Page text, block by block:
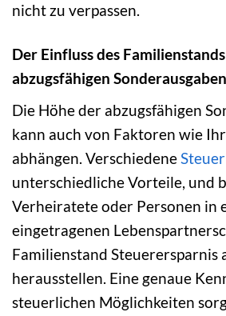
nicht zu verpassen.
Der Einfluss des
abzugsfähigen Sonderausgaben
Die Höhe der abzugsfähigen
kann auch von Faktoren wie
abhängen. Verschiedene
unterschiedliche Vorteile, und
Verheiratete oder Personen in
eingetragenen
Familienstand Steuerersparnis
herausstellen. Eine genaue
steuerlichen Möglichkeiten